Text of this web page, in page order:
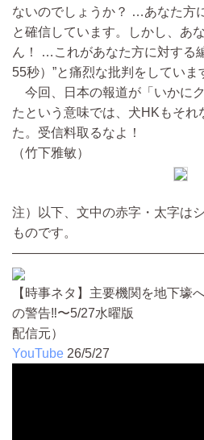
ないのでしょうか？ …あなた方
と確信しています。しかし、あ
ん！ …これがあなた方に対する
55秒）”と痛烈な批判をしていま
今回、日本の報道が「いかに
たという意味では、犬HKもそれ
た。受信料取るなよ！
（竹下雅敏）
注）以下、文中の赤字・太字は
ものです。
【時事ネタ】主要機関を地下壕
の警告‼️〜5/27水曜版
配信元）
YouTube 26/5/27